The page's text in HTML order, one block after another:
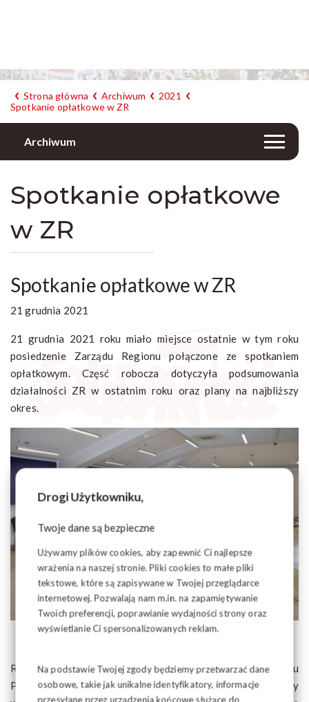
Drogi Użytkowniku,
Twoje dane są bezpieczne
Używamy plików cookies, aby zapewnić Ci najlepsze
wrażenia na naszej stronie. Pliki cookies to małe pliki
tekstowe, które są zapisywane w Twojej przeglądarce
internetowej. Pozwalają nam m.in. na zapamiętywanie
Twoich preferencji, poprawianie wydajności strony oraz
wyświetlanie Ci spersonalizowanych reklam.
Na podstawie Twojej zgody będziemy przetwarzać dane
osobowe, takie jak unikalne identyfikatory, informacje
przesyłane przez urządzenia końcowe służące do
Strona główna Archiwum
2021
Spotkanie opłatkowe w ZR
Archiwum
Spotkanie opłatkowe
w ZR
Spotkanie opłatkowe w ZR
21 grudnia 2021
21 grudnia 2021 roku miało miejsce ostatnie w tym roku
posiedzenie Zarządu Regionu połączone ze spotkaniem
opłatkowym. Częsć robocza dotyczyła podsumowania
działalności ZR w ostatnim roku oraz plany na najbliższy
okres.
Rolę gospodarza pełnił Przewodniczący Zarządu Regionu
Podlaskiego NSZZ „Solidarność” - Józef Mozolewski, który